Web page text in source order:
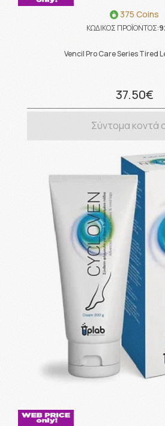
375 Coins
ΚΩΔΙΚΟΣ ΠΡΟΪΟΝΤΟΣ:
Vencil Pro Care Series Tired
37.50€
Σύντομα κοντά